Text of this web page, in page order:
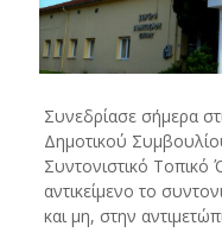
Συνεδρίασε σήμερα
Δημοτικού
Συντονιστικό
αντικείμενο το
και μη, στην